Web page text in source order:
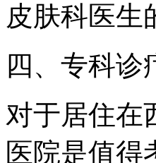
皮肤科医生
四、专科诊
对于居住在
医院是值得